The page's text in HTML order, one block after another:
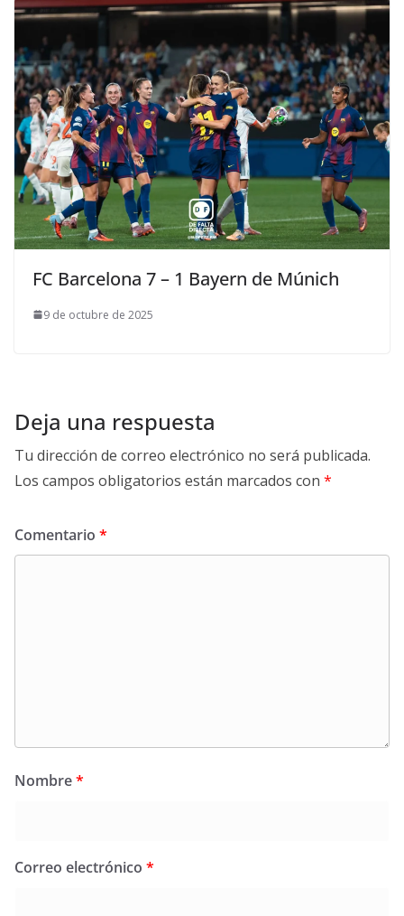
FC Barcelona 7 – 1 Bayern de Múnich
9 de octubre de 2025
Deja una respuesta
Tu dirección de correo electrónico no será publicada.
Los campos obligatorios están marcados con *
Comentario *
Nombre*
Correo electrónico *